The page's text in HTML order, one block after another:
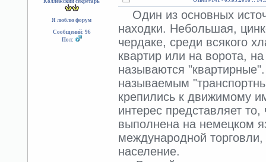
Коллежский секретарь
Я люблю форум
Сообщений: 96
Пол:
Один из основных
находки. Небольшая,
чердаке, среди всякого
квартир или на ворота,
называются "квартирные".
называемым
крепились к движимому
интерес представляет
выполнена на немецком
международной
население.